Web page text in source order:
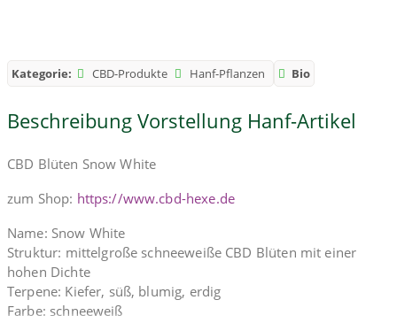
Kategorie: CBD-Produkte Hanf-Pflanzen Bio
Beschreibung Vorstellung Hanf-Artikel
CBD Blüten Snow White
zum Shop: https://www.cbd-hexe.de
Name: Snow White
Struktur: mittelgroße schneeweiße CBD Blüten mit einer
hohen Dichte
Terpene: Kiefer, süß, blumig, erdig
Farbe: schneeweiß